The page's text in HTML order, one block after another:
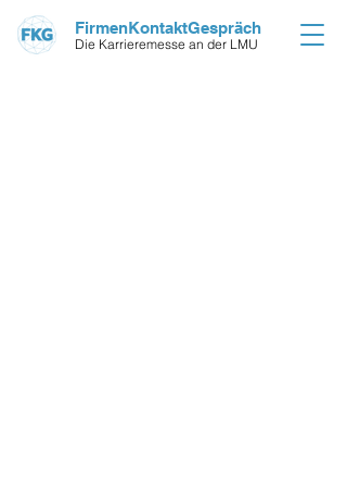
Die Karrieremesse an der LMU
FirmenKontaktGespräch